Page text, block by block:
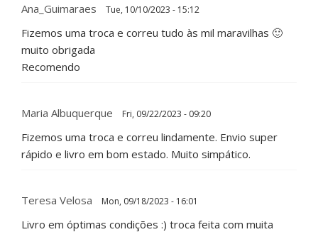
Ana_Guimaraes Tue, 10/10/2023 - 15:12
Fizemos uma troca e correu tudo às mil maravilhas 🙂
muito obrigada
Recomendo
Maria Albuquerque Fri, 09/22/2023 - 09:20
Fizemos uma troca e correu lindamente. Envio super
rápido e livro em bom estado. Muito simpático.
Teresa Velosa Mon, 09/18/2023 - 16:01
Livro em óptimas condições :) troca feita com muita